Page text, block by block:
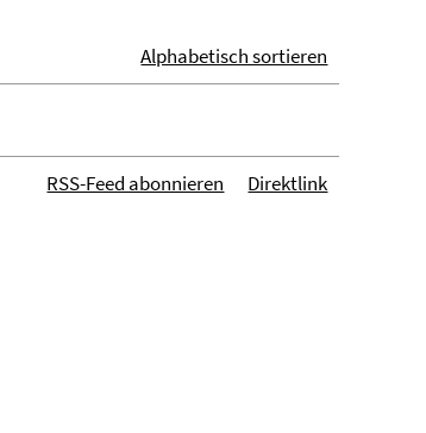
Alphabetisch sortieren
Direktlink
RSS-Feed abonnieren